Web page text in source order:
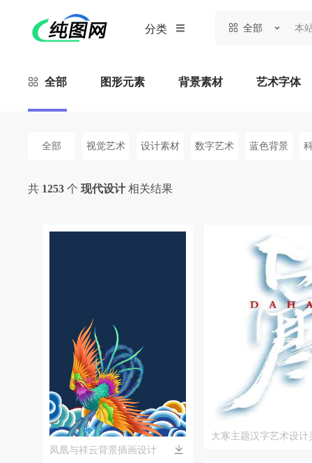
分类 全部
全部 图形元素 背景素材 艺术字体
全部 视觉艺术 设计素材 数字艺术 蓝色背景
共 1253 个 现代设计相关结果
凤凰与祥云背景插画设计
大寒主题汉字艺术设计